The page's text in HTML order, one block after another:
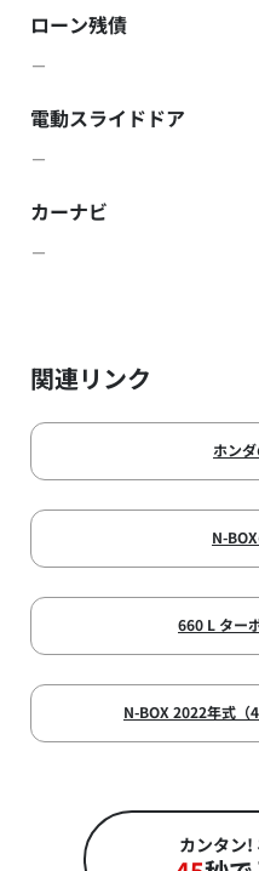
ローン残債
－
電動スライドドア
－
カーナビ
－
関連リンク
ホン
N-
660 L ター
N-BOX 2022年式（
カンタン!